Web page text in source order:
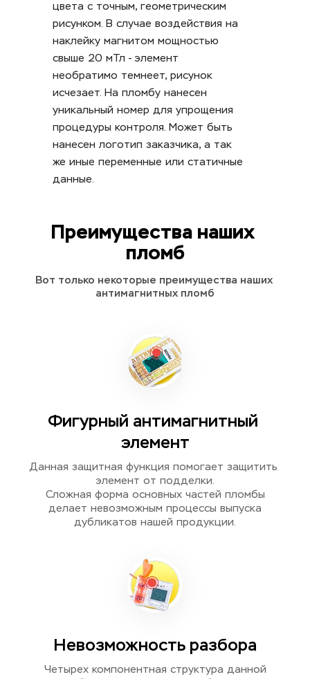
цвета с точным, геометрическим
рисунком. В случае воздействия на
наклейку магнитом мощностью
свыше 20 мТл - элемент
необратимо темнеет, рисунок
исчезает. На пломбу нанесен
уникальный номер для упрощения
процедуры контроля. Может быть
нанесен логотип заказчика, а так
же иные переменные или статичные
данные.
Преимущества наших
пломб
Вот только некоторые преимущества наших
антимагнитных пломб
Фигурный антимагнитный
элемент
Данная защитная функция помогает защитить
элемент от подделки.
Сложная форма основных частей пломбы
делает невозможным процессы выпуска
дубликатов нашей продукции.
Невозможность разбора
Четырех компонентная структура данной